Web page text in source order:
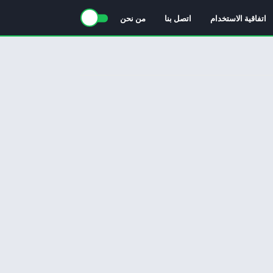
اتفاقية الاستخدام اتصل بنا من نحن